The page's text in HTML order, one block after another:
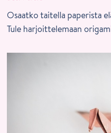
Osaatko taitella paperista
Tule harjoittelemaan